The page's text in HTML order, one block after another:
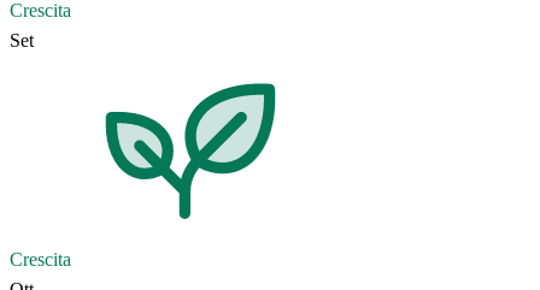
Crescita
Set
Crescita